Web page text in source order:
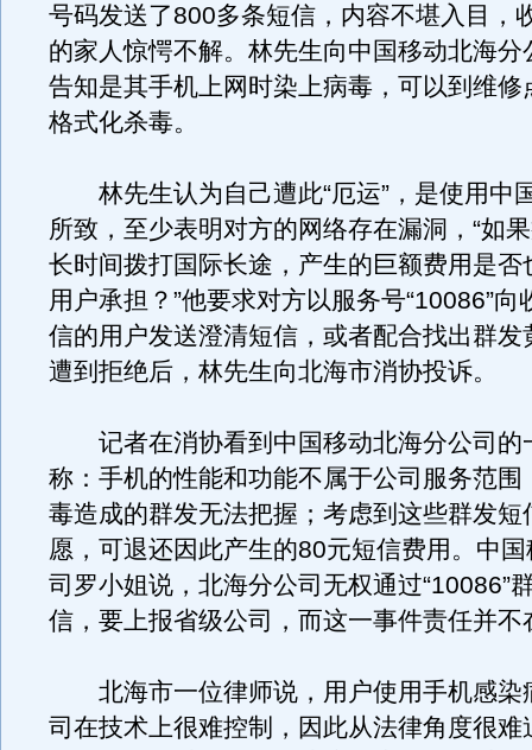
号码发送了800多条短信，内容不堪入目，
的家人惊愕不解。林先生向中国移动北海分
告知是其手机上网时染上病毒，可以到维修
格式化杀毒。
林先生认为自己遭此“厄运”，是使用中
所致，至少表明对方的网络存在漏洞，“如
长时间拨打国际长途，产生的巨额费用是否
用户承担？”他要求对方以服务号“10086”向
信的用户发送澄清短信，或者配合找出群发
遭到拒绝后，林先生向北海市消协投诉。
记者在消协看到中国移动北海分公司的
称：手机的性能和功能不属于公司服务范围
毒造成的群发无法把握；考虑到这些群发短
愿，可退还因此产生的80元短信费用。中
司罗小姐说，北海分公司无权通过“10086”
信，要上报省级公司，而这一事件责任并不
北海市一位律师说，用户使用手机感染
司在技术上很难控制，因此从法律角度很难